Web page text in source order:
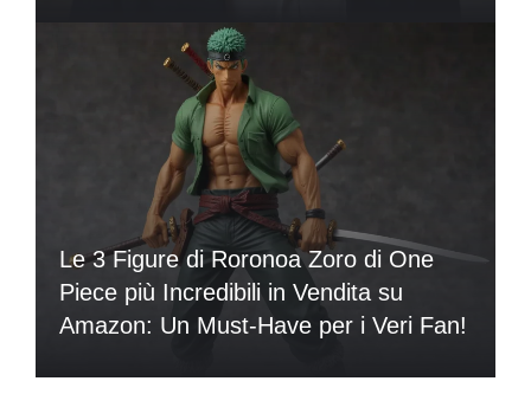
Le 3 Figure di Roronoa Zoro di One
Piece più Incredibili in Vendita su
Amazon: Un Must-Have per i Veri Fan!